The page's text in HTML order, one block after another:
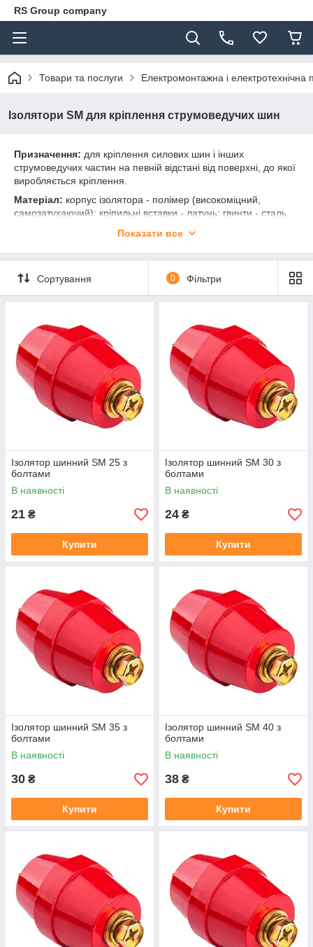
RS Group company
Товари та послуги Електромонтажна і електротехнічна
Ізолятори SM для кріплення струмоведучих шин
Призначення: для кріплення силових шин і інших
струмоведучих частин на певній відстані від поверхні, до якої
виробляється кріплення.
Матеріал: корпус ізолятора - полімер (високоміцний,
самозатухаючий); кріпильні вставки - латунь; гвинти - сталь
кріпить ізолятор до поверхні, а другий зміцнює токоведущую
деталь до ізолятора. Болти, що поставляються з
ізоляторами, універсальні, так як дозволяють застосовувати
як ріжкові і накидні ключі, так і викрутки.
Напруга номінальна:
Одиниця виміру (мінімальна норма відвантаження)- 1шт.
Маркування:
висота ізолятора без урахування болтів (мм).
Показати все
Сортування 0 Фільтри
Ізолятор шинний SM 25 з
болтами
В наявності
21 ₴
Купити
Ізолятор шинний SM 30 з
болтами
В наявності
24 ₴
Купити
Ізолятор шинний SM 35 з
болтами
В наявності
30 ₴
Купити
Ізолятор шинний SM 40 з
болтами
В наявності
38 ₴
Купити